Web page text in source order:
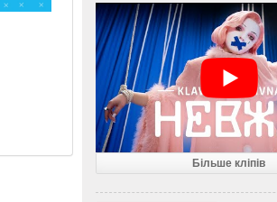
Більше кліпів